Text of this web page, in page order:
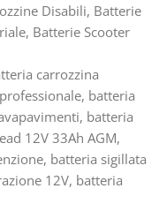
Disabili, Batterie
, Batterie Scooter
carrozzina
, batteria
, batteria
12V 33Ah AGM,
, batteria sigillata
12V, batteria